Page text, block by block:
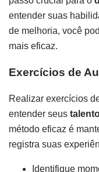
entender suas
de melhoria, você
mais eficaz.
Exercícios de
Realizar exercícios
entender seus
método eficaz é
registra suas
Identifique